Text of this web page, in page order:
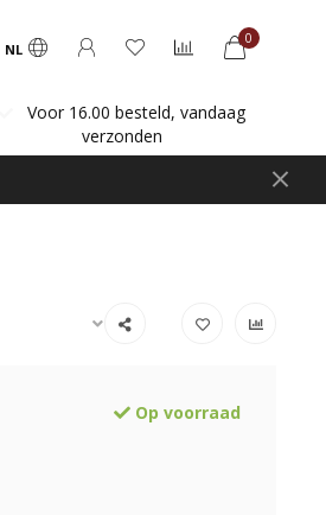
NL
0
Voor 16.00 besteld, vandaag
verzonden
Op voorraad